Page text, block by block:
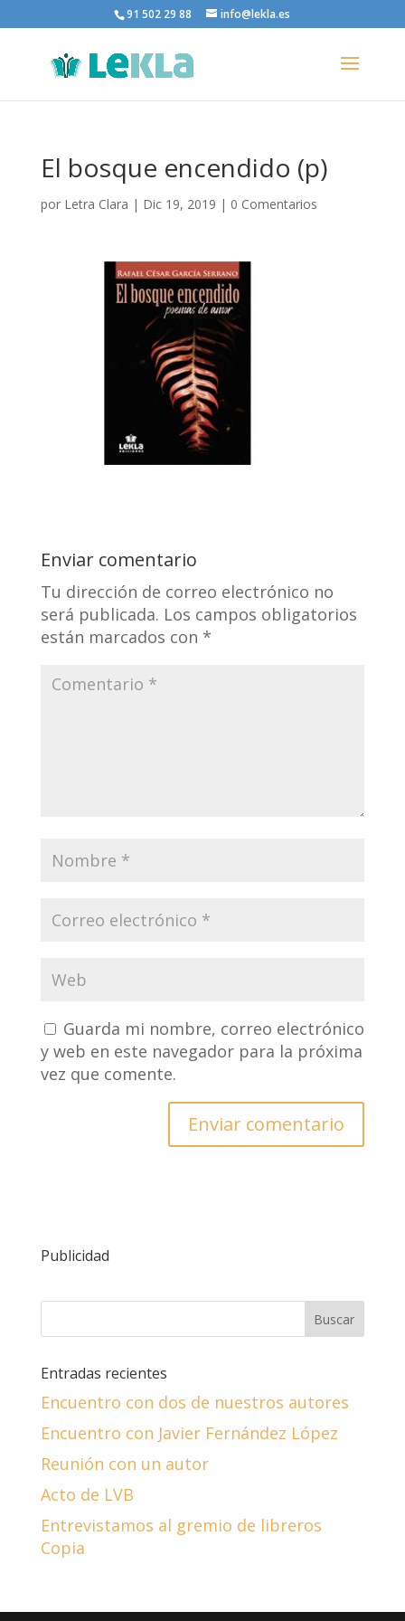
91 502 29 88 info@lekla.es
El bosque encendido (p)
por Letra Clara | Dic 19, 2019 | 0 Comentarios
Enviar comentario
Tu dirección de correo electrónico no
será publicada. Los campos obligatorios
están marcados con *
Guarda mi nombre, correo electrónico
y web en este navegador para la próxima
vez que comente.
Publicidad
Entradas recientes
Encuentro con dos de nuestros autores
Encuentro con Javier Fernández López
Reunión con un autor
Acto de LVB
Entrevistamos al gremio de libreros
Copia